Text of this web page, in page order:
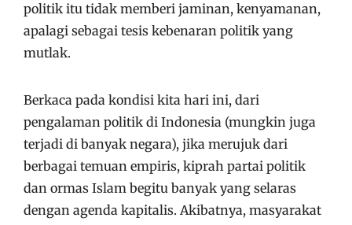
politik itu tidak memberi jaminan, kenyamanan,
apalagi sebagai tesis kebenaran politik yang
mutlak.
Berkaca pada kondisi kita hari ini, dari
pengalaman politik di Indonesia (mungkin juga
terjadi di banyak negara), jika merujuk dari
berbagai temuan empiris, kiprah partai politik
dan ormas Islam begitu banyak yang selaras
dengan agenda kapitalis. Akibatnya, masyarakat